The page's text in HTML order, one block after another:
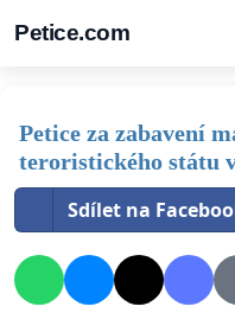
Petice.com
Petice za zabavení
teroristického státu
Sdílet na